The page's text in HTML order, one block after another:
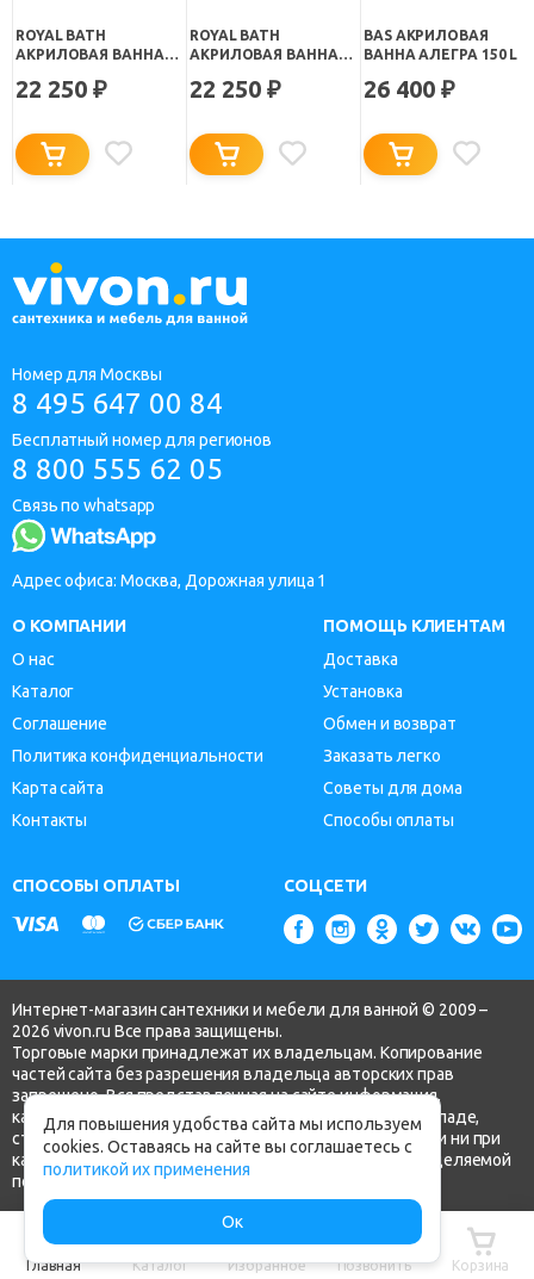
Главная Каталог Избранное Позвонить Корзина
ROYAL BATH
АКРИЛОВАЯ ВАННА
150Х100
22 250 ₽
ROYAL BATH
АКРИЛОВАЯ ВАННА
150Х100
22 250 ₽
BAS АКРИЛОВАЯ
ВАННА АЛЕГРА 150 L
26 400 ₽
Номер для Москвы
8 495 647 00 84
Бесплатный номер для регионов
8 800 555 62 05
Связь по whatsapp
Адрес офиса: Москва, Дорожная улица 1
О КОМПАНИИ
О нас
Каталог
Соглашение
Политика конфиденциальности
Карта сайта
Контакты
ПОМОЩЬ КЛИЕНТАМ
Доставка
Установка
Обмен и возврат
Заказать легко
Советы для дома
Способы оплаты
СПОСОБЫ ОПЛАТЫ СОЦСЕТИ
Интернет-магазин сантехники и мебели для ванной © 2009 –
2026 vivon.ru Все права защищены.
Торговые марки принадлежат их владельцам. Копирование
частей сайта без разрешения владельца авторских прав
запрещено. Вся представленная на сайте информация,
касающаяся технических характеристик, наличия на складе,
стоимости товаров, носит информационный характер и ни при
каких условиях не является публичной офертой, определяемой
положениями ч.2 ст. 437 Гражданского кодекса РФ.
Для повышения удобства сайта мы используем
cookies. Оставаясь на сайте вы соглашаетесь с
политикой их применения
Ок